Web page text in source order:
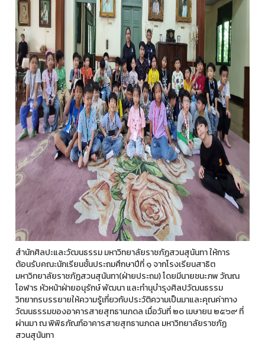
สำนักศิลปะและวัฒนธรรม มหาวิทยาลัยราชภัฏสวนสุนันทา ให้การ
ต้อนรับคณะนักเรียนชั้นประถมศึกษาปีที่ ๑ จากโรงเรียนสาธิต
มหาวิทยาลัยราชภัฏสวนสุนันทา(ฝ่ายประถม) โดยมีนายชนะภพ วัณณ
โอฬาร หัวหน้าฝ่ายอนุรักษ์ พัฒนา และทำนุบำรุงศิลปวัฒนธรรม
วิทยากรบรรยายให้ความรู้เกี่ยวกับประวัติความเป็นมาและคุณค่าทาง
วัฒนธรรมของอาคารสายสุทธานภดล เมื่อวันที่ ๒๐ เมษายน ๒๕๖๙ ที่
ผ่านมา ณ พิพิธภัณฑ์อาคารสายสุทธานภดล มหาวิทยาลัยราชภัฏ
สวนสุนันทา